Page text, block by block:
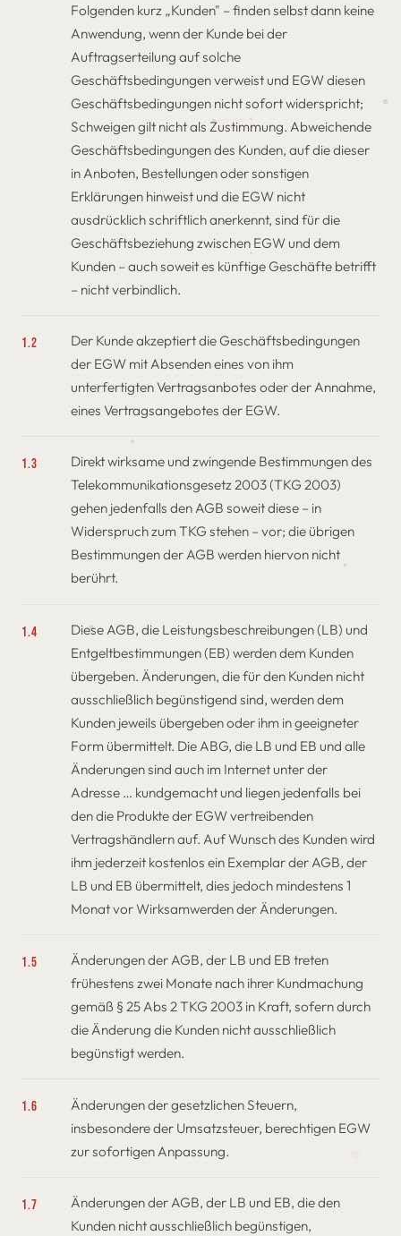
Folgenden kurz „Kunden" – finden selbst dann keine
Anwendung, wenn der Kunde bei der
Auftragserteilung auf solche
Geschäftsbedingungen verweist und EGW diesen
Geschäftsbedingungen nicht sofort widerspricht;
Schweigen gilt nicht als Zustimmung. Abweichende
Geschäftsbedingungen des Kunden, auf die dieser
in Anboten, Bestellungen oder sonstigen
Erklärungen hinweist und die EGW nicht
ausdrücklich schriftlich anerkennt, sind für die
Geschäftsbeziehung zwischen EGW und dem
Kunden – auch soweit es künftige Geschäfte betrifft
– nicht verbindlich.
1.2
Der Kunde akzeptiert die Geschäftsbedingungen
der EGW mit Absenden eines von ihm
unterfertigten Vertragsanbotes oder der Annahme,
eines Vertragsangebotes der EGW.
1.3
Direkt wirksame und zwingende Bestimmungen des
Telekommunikationsgesetz 2003 (TKG 2003)
gehen jedenfalls den AGB soweit diese – in
Widerspruch zum TKG stehen – vor; die übrigen
Bestimmungen der AGB werden hiervon nicht
berührt.
1.4
Diese AGB, die Leistungsbeschreibungen (LB) und
Entgeltbestimmungen (EB) werden dem Kunden
übergeben. Änderungen, die für den Kunden nicht
ausschließlich begünstigend sind, werden dem
Kunden jeweils übergeben oder ihm in geeigneter
Form übermittelt. Die ABG, die LB und EB und alle
Änderungen sind auch im Internet unter der
Adresse … kundgemacht und liegen jedenfalls bei
den die Produkte der EGW vertreibenden
Vertragshändlern auf. Auf Wunsch des Kunden wird
ihm jederzeit kostenlos ein Exemplar der AGB, der
LB und EB übermittelt, dies jedoch mindestens 1
Monat vor Wirksamwerden der Änderungen.
1.5
Änderungen der AGB, der LB und EB treten
frühestens zwei Monate nach ihrer Kundmachung
gemäß § 25 Abs 2 TKG 2003 in Kraft, sofern durch
die Änderung die Kunden nicht ausschließlich
begünstigt werden.
1.6
Änderungen der gesetzlichen Steuern,
insbesondere der Umsatzsteuer, berechtigen EGW
zur sofortigen Anpassung.
1.7
Änderungen der AGB, der LB und EB, die den
Kunden nicht ausschließlich begünstigen,